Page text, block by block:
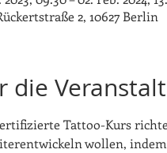
2, 10627 Berlin
die
Tattoo-Kurs
wollen,